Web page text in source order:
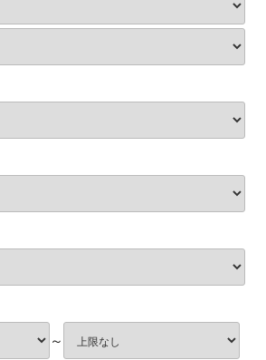
～